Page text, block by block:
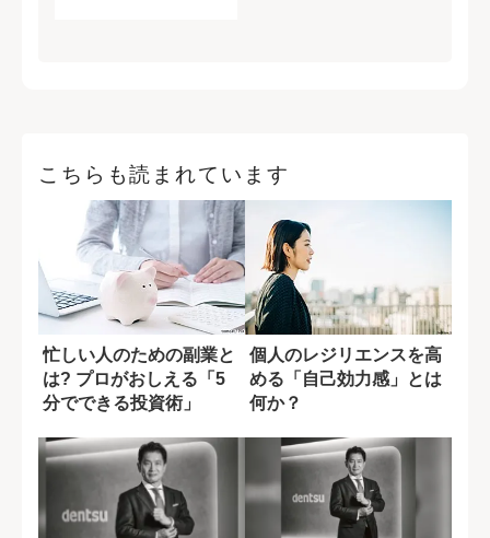
こちらも読まれています
忙しい人のための副業と
は? プロがおしえる「5
分でできる投資術」
個人のレジリエンスを高
める「自己効力感」とは
何か？